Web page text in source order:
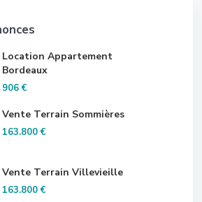
Location Appartement
Bordeaux
906 €
Vente Terrain Sommières
163.800 €
Vente Terrain Villevieille
163.800 €